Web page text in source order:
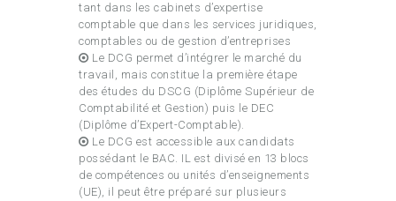
tant dans les cabinets d’expertise
comptable que dans les services juridiques,
comptables ou de gestion d’entreprises
Le DCG permet d’intégrer le marché du
travail, mais constitue la première étape
des études du DSCG (Diplôme Supérieur de
Comptabilité et Gestion) puis le DEC
(Diplôme d’Expert-Comptable).
Le DCG est accessible aux candidats
possédant le BAC. IL est divisé en 13 blocs
de compétences ou unités d’enseignements
(UE), il peut être préparé sur plusieurs